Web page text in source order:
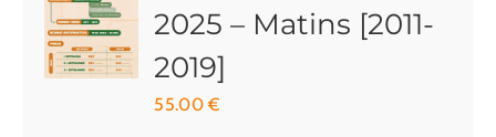
2025 – Matins [2011-
2019]
55.00€